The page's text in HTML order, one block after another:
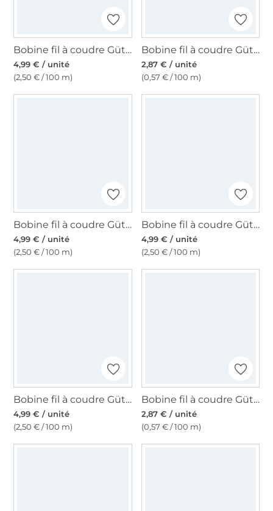
Bobine fil à coudre Gütermann 200m polyester, (512) prune foncé
4,99 € / unité
(2,50 € / 100 m)
Bobine fil à coudre Gütermann 500m polyester Toldi, (701) gris foncé
2,87 € / unité
(0,57 € / 100 m)
Bobine fil à coudre Gütermann 200m polyester, (913) vert avocat
4,99 € / unité
(2,50 € / 100 m)
Bobine fil à coudre Gütermann 200m polyester, (474) rose foncé
4,99 € / unité
(2,50 € / 100 m)
Bobine fil à coudre Gütermann 200m polyester, (414) blanc vanille
4,99 € / unité
(2,50 € / 100 m)
Bobine fil à coudre Gütermann 500m polyester Toldi, (046) rouge foncé
2,87 € / unité
(0,57 € / 100 m)